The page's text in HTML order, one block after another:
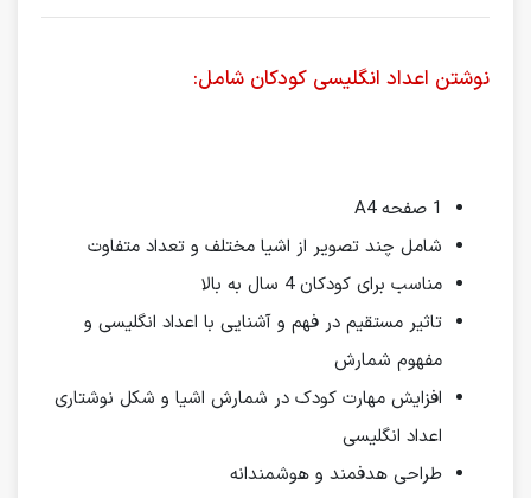
نوشتن اعداد انگلیسی کودکان شامل:
1 صفحه A4
شامل چند تصویر از اشیا مختلف و تعداد متفاوت
مناسب برای کودکان 4 سال به بالا
تاثیر مستقیم در فهم و آشنایی با اعداد انگلیسی و
مفهوم شمارش
افزایش مهارت کودک در شمارش اشیا و شکل نوشتاری
اعداد انگلیسی
طراحی هدفمند و هوشمندانه